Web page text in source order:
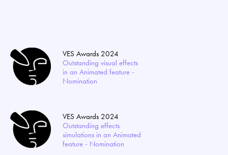
VES Awards 2024
Outstanding visual effects
in an Animated feature -
Nomination
VES Awards 2024
Outstanding effects
simulations in an Animated
feature - Nomination